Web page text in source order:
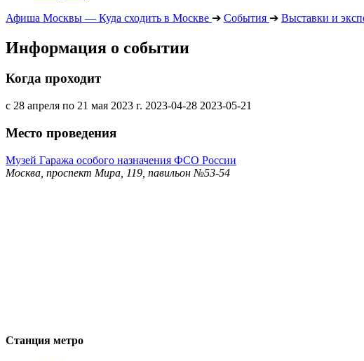
Афиша Москвы — Куда сходить в Москве ➔ События ➔ Выставки и
Информация о событии
Когда проходит
с 28 апреля по 21 мая 2023 г. 2023-04-28 2023-05-21
Место проведения
Музей Гаража особого назначения ФСО России
Москва, проспект Мира, 119, павильон №53-54
Станция метро